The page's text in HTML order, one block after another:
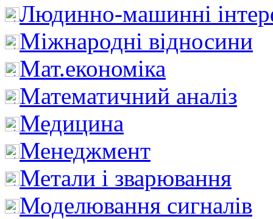
Людинно-машинні
Міжнародні відносини
Мат.економіка
Математичний аналіз
Медицина
Менеджмент
Метали і зварювання
Моделювання сигналів